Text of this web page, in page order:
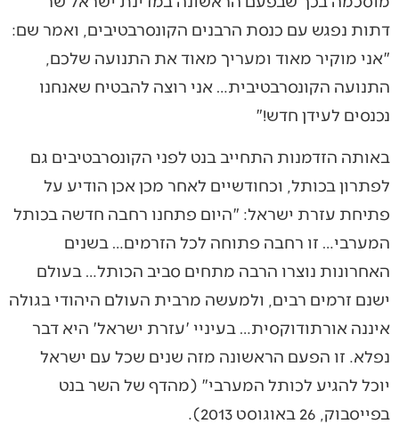
דתות נפגש עם כנסת הרבנים הקונסרבטיבים, ואמר שם:
"אני מוקיר מאוד ומעריך מאוד את התנועה שלכם,
התנועה הקונסרבטיבית… אני רוצה להבטיח שאנחנו
נכנסים לעידן חדש!"
באותה הזדמנות התחייב בנט לפני הקונסרבטיבים גם
לפתרון בכותל, וכחודשיים לאחר מכן אכן הודיע על
פתיחת עזרת ישראל: "היום פתחנו רחבה חדשה בכותל
המערבי… זו רחבה פתוחה לכל הזרמים… בשנים
האחרונות נוצרו הרבה מתחים סביב הכותל… בעולם
ישנם זרמים רבים, ולמעשה מרבית העולם היהודי בגולה
איננה אורתודוקסית… בעיניי 'עזרת ישראל' היא דבר
נפלא. זו הפעם הראשונה מזה שנים שכל עם ישראל
יוכל להגיע לכותל המערבי" (מהדף של השר בנט
בפייסבוק, 26 באוגוסט 2013).